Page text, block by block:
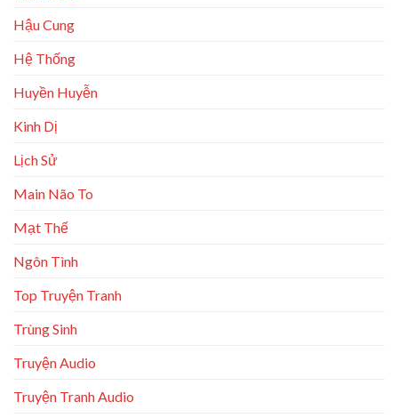
Hậu Cung
Hệ Thống
Huyền Huyễn
Kinh Dị
Lịch Sử
Main Não To
Mạt Thế
Ngôn Tình
Top Truyện Tranh
Trùng Sinh
Truyện Audio
Truyện Tranh Audio